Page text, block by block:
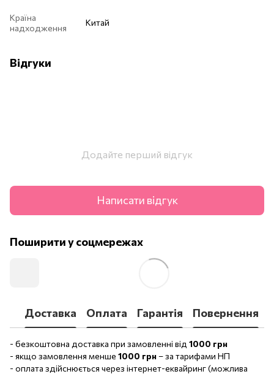
Країна
надходження
Китай
Відгуки
Додайте перший відгук
Написати відгук
Поширити у соцмережах
Доставка Оплата Гарантія Повернення
- безкоштовна доставка при замовленні від 1000 грн
- якщо замовлення менше 1000 грн– за тарифами НП
- оплата здійснюється через інтернет-еквайринг (можлива